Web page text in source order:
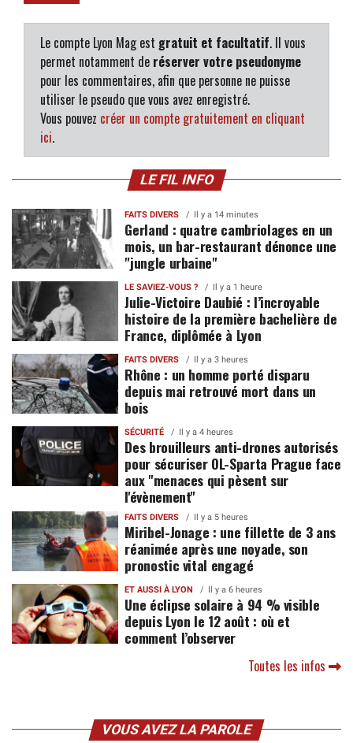
Le compte Lyon Mag est gratuit et facultatif. Il vous
permet notamment de réserver votre pseudonyme
pour les commentaires, afin que personne ne puisse
utiliser le pseudo que vous avez enregistré.
Vous pouvez créer un compte gratuitement en cliquant
ici.
LE FIL INFO
FAITS DIVERS Il y a 14 minutes
Gerland : quatre cambriolages en un
mois, un bar-restaurant dénonce une
"jungle urbaine"
LE SAVIEZ-VOUS ? Il y a 1 heure
Julie-Victoire Daubié : l’incroyable
histoire de la première bachelière de
France, diplômée à Lyon
FAITS DIVERS Il y a 3 heures
Rhône : un homme porté disparu
depuis mai retrouvé mort dans un
bois
SÉCURITÉ Il y a 4 heures
Des brouilleurs anti-drones autorisés
pour sécuriser OL-Sparta Prague face
aux "menaces qui pèsent sur
l'évènement"
FAITS DIVERS Il y a 5 heures
Miribel-Jonage : une fillette de 3 ans
réanimée après une noyade, son
pronostic vital engagé
ET AUSSI À LYON Il y a 6 heures
Une éclipse solaire à 94 % visible
depuis Lyon le 12 août : où et
comment l’observer
Toutes les infos
VOUS AVEZ LA PAROLE